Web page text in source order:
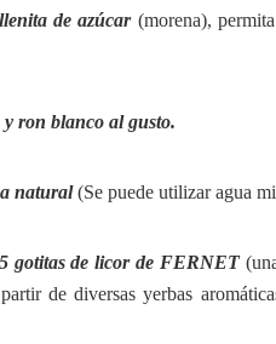
de azúcar(morena),
ron blanco al gusto.
natural(Se puede utilizar agua
5 gotitas de licor de FERNET
de diversas yerbas